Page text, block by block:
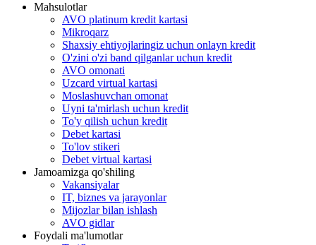
Mahsulotlar
AVO platinum kredit kartasi
Mikroqarz
Shaxsiy ehtiyojlaringiz uchun onlayn kredit
O'zini o'zi band qilganlar uchun kredit
AVO omonati
Uzcard virtual kartasi
Moslashuvchan omonat
Uyni ta'mirlash uchun kredit
To'y qilish uchun kredit
Debet kartasi
To'lov stikeri
Debet virtual kartasi
Jamoamizga qo'shiling
Vakansiyalar
IT, biznes va jarayonlar
Mijozlar bilan ishlash
AVO gidlar
Foydali ma'lumotlar